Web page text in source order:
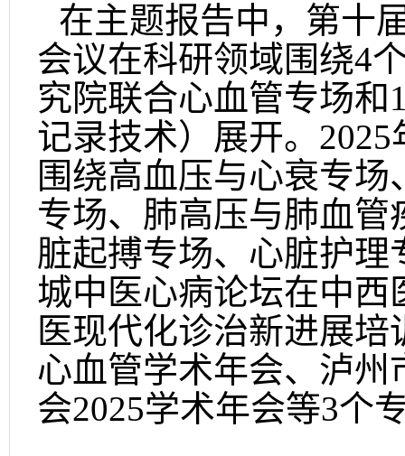
在主题报告中，第十
会议在科研领域围绕4
究院联合心血管专场
记录技术）展开。
围绕高血压与心衰专
专场、肺高压与肺血
脏起搏专场、心脏护理
城中医心病论坛在中
医现代化诊治新进展
心血管学术年会、泸
会2025学术年会等3个